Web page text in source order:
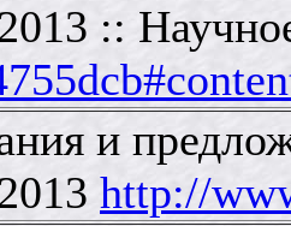
::
и
http://